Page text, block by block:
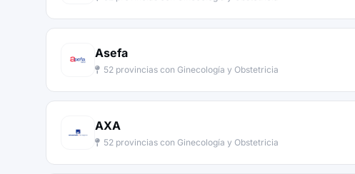
Asefa
52 provincias con Ginecología y Obstetricia
AXA
52 provincias con Ginecología y Obstetricia